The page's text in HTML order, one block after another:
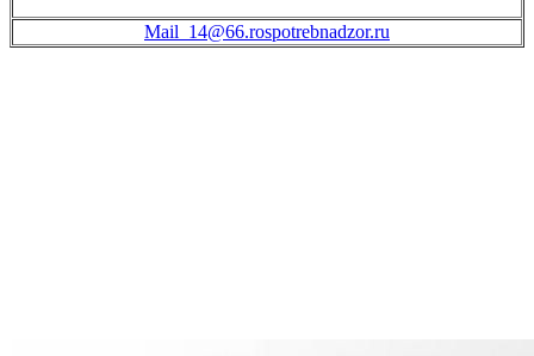
Mail_14@66.rospotrebnadzor.ru